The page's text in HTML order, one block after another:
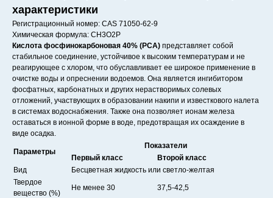
характеристики
Регистрационный номер: CAS 71050-62-9
Химическая формула: CH3O2P
Кислота фосфинокарбоновая 40% (PCA) представляет собой
стабильное соединение, устойчивое к высоким температурам и не
реагирующее с хлором, что обуславливает ее широкое применение в
очистке воды и опреснении водоемов. Она является ингибитором
фосфатных, карбонатных и других нерастворимых солевых
отложений, участвующих в образовании накипи и известкового налета
в системах водоснабжения. Также она позволяет ионам железа
оставаться в ионной форме в воде, предотвращая их осаждение в
виде осадка.
Параметры
Показатели
Первый класс
Второй класс
Вид
Бесцветная жидкость или светло-желтая
Твердое
вещество (%)
Не менее 30 37,5-42,5